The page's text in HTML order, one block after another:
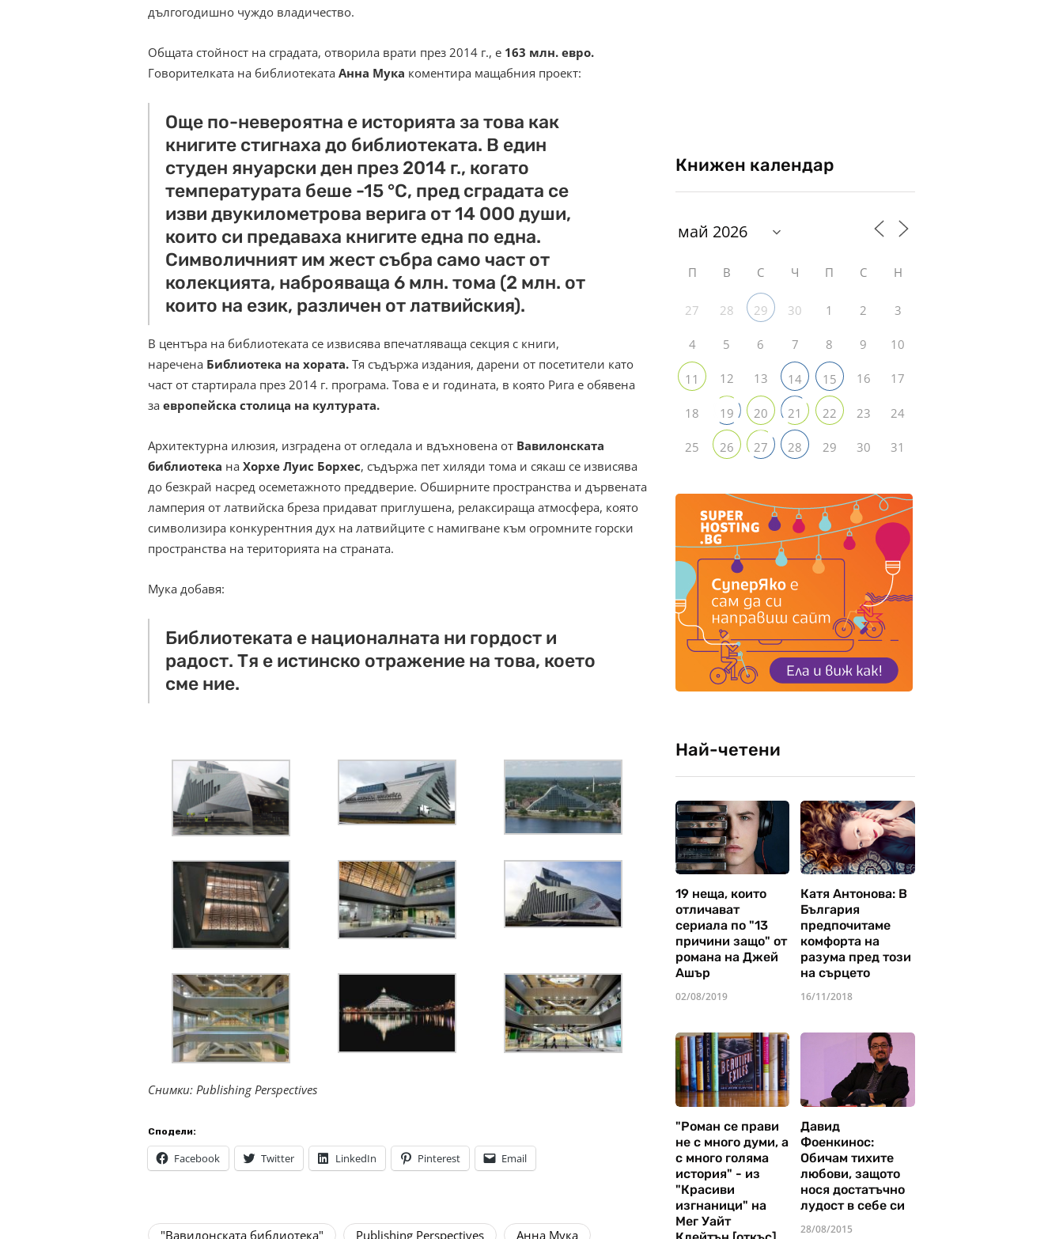
дългогодишно чуждо владичество.
Общата стойност на сградата, отворила врати през 2014 г., е 163 млн. евро.
Говорителката на библиотеката Анна Мука коментира мащабния проект:
Още по-невероятна е историята за това как
книгите стигнаха до библиотеката. В един
студен януарски ден през 2014 г., когато
температурата беше -15 °C, пред сградата се
изви двукилометрова верига от 14 000 души,
които си предаваха книгите една по една.
Символичният им жест събра само част от
колекцията, наброяваща 6 млн. тома (2 млн. от
които на език, различен от латвийския).
В центъра на библиотеката се извисява впечатляваща секция с книги,
наречена Библиотека на хората. Тя съдържа издания, дарени от посетители като
част от стартирала през 2014 г. програма. Това е и годината, в която Рига е обявена
за европейска столица на културата.
Архитектурна илюзия, изградена от огледала и вдъхновена от Вавилонската
библиотека на Хорхе Луис Борхес, съдържа пет хиляди тома и сякаш се извисява
до безкрай насред осеметажното преддверие. Обширните пространства и дървената
ламперия от латвийска бреза придават приглушена, релаксираща атмосфера, която
символизира конкурентния дух на латвийците с намигване към огромните горски
пространства на територията на страната.
Мука добавя:
Библиотеката е националната ни гордост и
радост. Тя е истинско отражение на това, което
сме ние.
Снимки: Publishing Perspectives
Сподели:
Facebook Twitter LinkedIn Pinterest Email
"Вавилонската библиотека" Publishing Perspectives Анна Мука
Книжен календар
П В С Ч П С Н
27 28 29 30 1 2 3
4 5 6 7 8 9 10
11 12 13 14 15 16 17
18 19 20 21 22 23 24
25 26 27 28 29 30 31
Най-четени
19 неща, които
отличават
сериала по "13
причини защо" от
романа на Джей
Ашър
02/08/2019
Катя Антонова: В
България
предпочитаме
комфорта на
разума пред този
на сърцето
16/11/2018
"Роман се прави
не с много думи, а
с много голяма
история" - из
"Красиви
изгнаници" на
Мег Уайт
Давид
Фоенкинос:
Обичам тихите
любови, защото
нося достатъчно
лудост в себе си
28/08/2015